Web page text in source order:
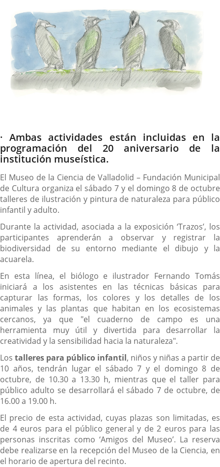
Descripción
· Ambas actividades están incluidas en la
programación del 20 aniversario de la
institución museística.
El Museo de la Ciencia de Valladolid – Fundación Municipal
de Cultura organiza el sábado 7 y el domingo 8 de octubre
talleres de ilustración y pintura de naturaleza para público
infantil y adulto.
Durante la actividad, asociada a la exposición ‘Trazos’, los
participantes aprenderán a observar y registrar la
biodiversidad de su entorno mediante el dibujo y la
acuarela.
En esta línea, el biólogo e ilustrador Fernando Tomás
iniciará a los asistentes en las técnicas básicas para
capturar las formas, los colores y los detalles de los
animales y las plantas que habitan en los ecosistemas
cercanos, ya que "el cuaderno de campo es una
herramienta muy útil y divertida para desarrollar la
creatividad y la sensibilidad hacia la naturaleza".
Los talleres para público infantil, niños y niñas a partir de
10 años, tendrán lugar el sábado 7 y el domingo 8 de
octubre, de 10.30 a 13.30 h, mientras que el taller para
público adulto se desarrollará el sábado 7 de octubre, de
16.00 a 19.00 h.
El precio de esta actividad, cuyas plazas son limitadas, es
de 4 euros para el público general y de 2 euros para las
personas inscritas como ‘Amigos del Museo’. La reserva
debe realizarse en la recepción del Museo de la Ciencia, en
el horario de apertura del recinto.